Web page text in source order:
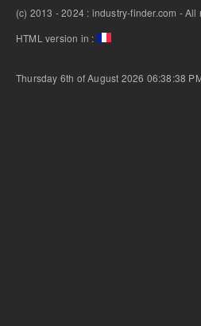
(c) 2013 - 2024 : industry-finder.com - All
HTML version in :
Thursday 6th of August 2026 06:38:38